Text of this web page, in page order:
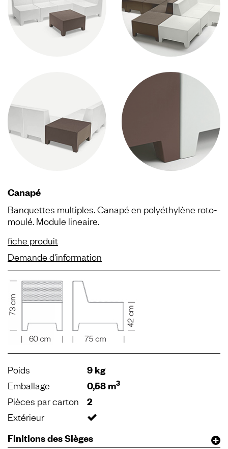
Canapé
Banquettes multiples. Canapé en polyéthylène roto-
moulé. Module lineaire.
fiche produit
Demande d'information
Poids 9 kg
Emballage 0,58 m3
Pièces par carton 2
Extérieur
Finitions des Sièges